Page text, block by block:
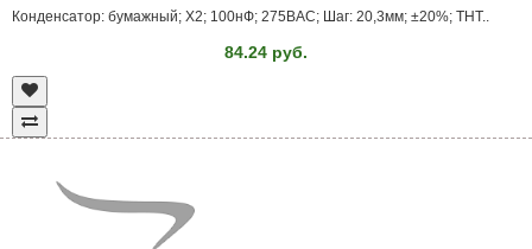
Конденсатор: бумажный; Х2; 100нФ; 275ВAC; Шаг: 20,3мм; ±20%; THT..
84.24 руб.